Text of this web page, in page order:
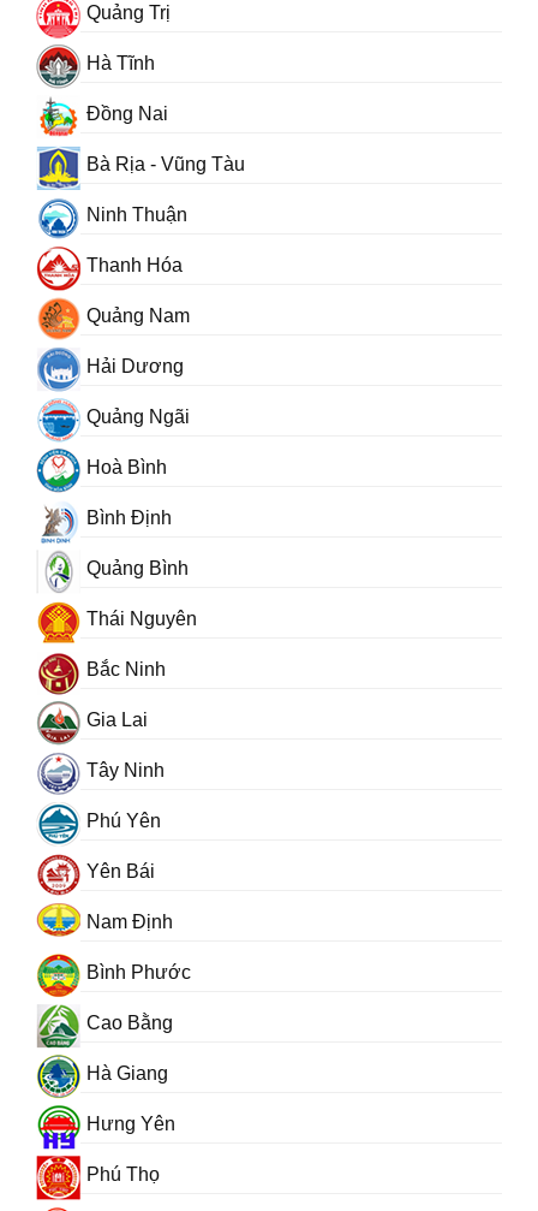
Quảng Trị
Hà Tĩnh
Đồng Nai
Bà Rịa - Vũng Tàu
Ninh Thuận
Thanh Hóa
Quảng Nam
Hải Dương
Quảng Ngãi
Hoà Bình
Bình Định
Quảng Bình
Thái Nguyên
Bắc Ninh
Gia Lai
Tây Ninh
Phú Yên
Yên Bái
Nam Định
Bình Phước
Cao Bằng
Hà Giang
Hưng Yên
Phú Thọ